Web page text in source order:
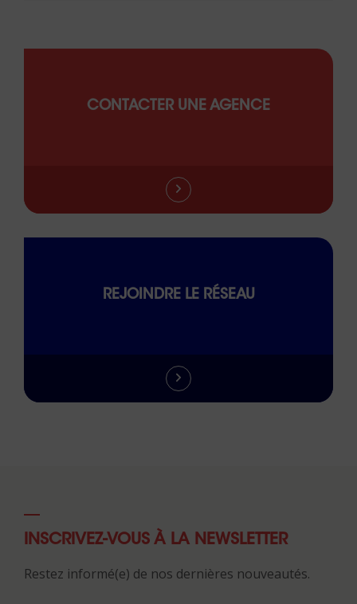
CONTACTER UNE AGENCE
REJOINDRE LE RÉSEAU
INSCRIVEZ-VOUS À LA NEWSLETTER
Restez informé(e) de nos dernières nouveautés.